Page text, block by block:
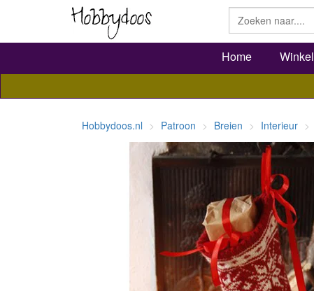
Home Winkel
Hobbydoos.nl Patroon Breien Interieur